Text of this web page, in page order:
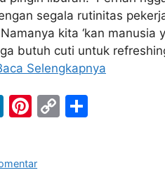
k
e
dI
n
er
e
st
p
y
Li
n
k
ar
e
segala rutinitas
kita ‘kan
butuh cuti untuk
Selengkapnya
Li
e
Pi
e
C